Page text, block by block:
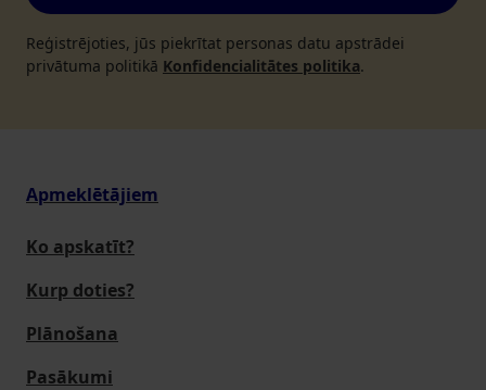
Reģistrējoties, jūs piekrītat personas datu apstrādei
privātuma politikā Konfidencialitātes politika.
Apmeklētājiem
Ko apskatīt?
Kurp doties?
Plānošana
Pasākumi